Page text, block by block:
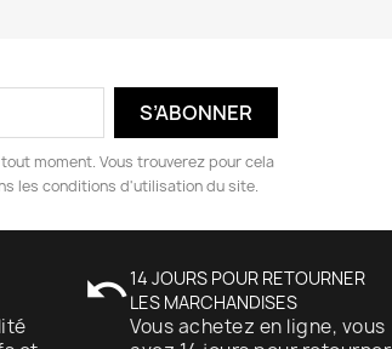
moment. Vous trouverez pour cela
les conditions d'utilisation du site.
undo14 JOURS POUR RETOURNER
LES MARCHANDISES
Vous achetez en ligne, vous